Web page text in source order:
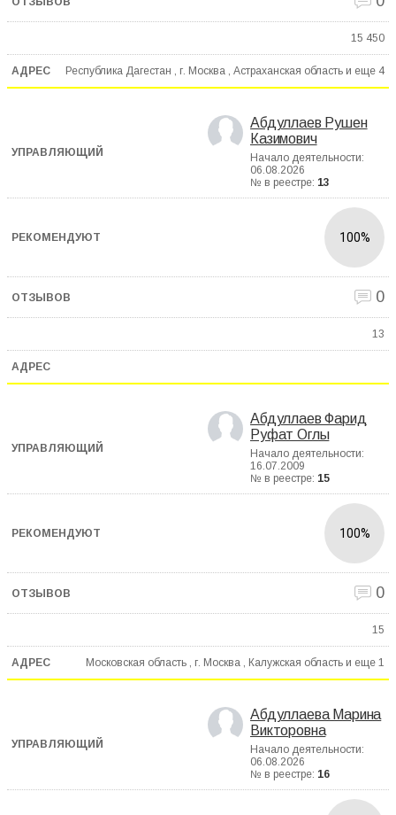
15 450
Республика Дагестан , г. Москва , Астраханская область и еще 4
Абдуллаев Рушен
Казимович
Начало деятельности:
06.08.2026
№ в реестре: 13
100%
0
13
Абдуллаев Фарид
Руфат Оглы
Начало деятельности:
16.07.2009
№ в реестре: 15
100%
0
15
Московская область , г. Москва , Калужская область и еще 1
Абдуллаева Марина
Викторовна
Начало деятельности:
06.08.2026
№ в реестре: 16